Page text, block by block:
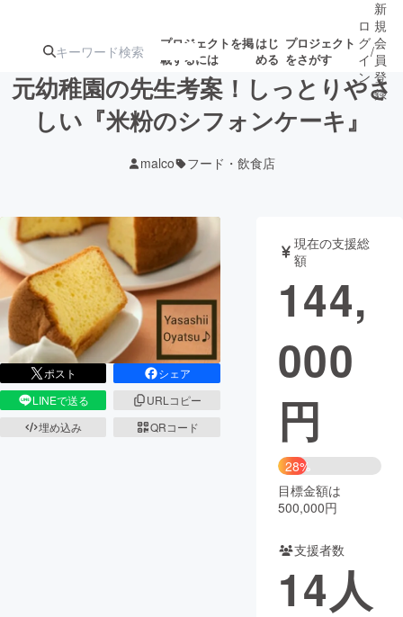
プロジェクトを掲
載するには
はじ
める
プロジェクト
をさがす
ジェクト
募集終了が近いプ
ロジェクト
アート・写真 音楽
テクノロジー・ガジェット ゲーム・サ
映像・映画
ビジネス・起業
まちづくり・地域活性化
CAMPFIRE Creation
コミュニティ
ロ
グ
イ
ン
/
新
規
会
員
登
録
元幼稚園の先生考案！しっとりやさ
しい『米粉のシフォンケーキ』
malco フード・飲食店
ポスト
シェア
LINEで送る
URLコピー
埋め込み
QRコード
現在の支援総
額
144,
000
円
28%
目標金額は
500,000円
支援者数
14人